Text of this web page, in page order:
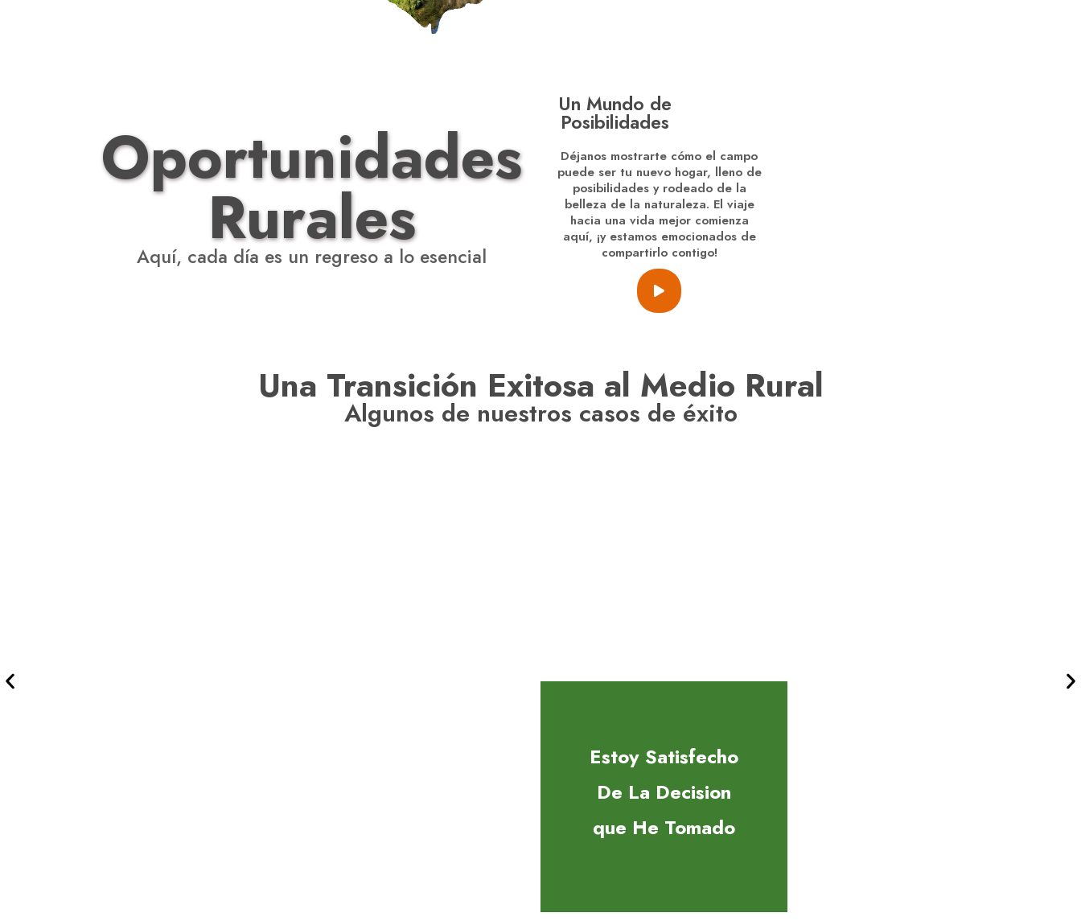
Oportunidades
Rurales
Aquí, cada día es un regreso a lo esencial
Un Mundo de
Posibilidades
Déjanos mostrarte cómo el campo
puede ser tu nuevo hogar, lleno de
posibilidades y rodeado de la
belleza de la naturaleza. El viaje
hacia una vida mejor comienza
aquí, ¡y estamos emocionados de
compartirlo contigo!
Una Transición Exitosa al Medio Rural
Algunos de nuestros casos de éxito
Estoy Satisfecho
De La Decision
que He Tomado